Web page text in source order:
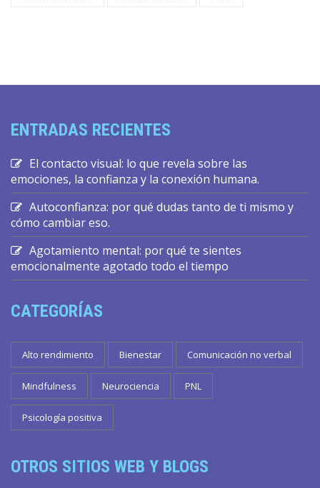
ENTRADAS RECIENTES
El contacto visual: lo que revela sobre las
emociones, la confianza y la conexión humana.
Autoconfianza: por qué dudas tanto de ti mismo y
cómo cambiar eso.
Agotamiento mental: por qué te sientes
emocionalmente agotado todo el tiempo
CATEGORÍAS
Alto rendimiento Bienestar Comunicación no verbal
Mindfulness Neurociencia PNL
Psicología positiva
OTROS SITIOS WEB Y BLOGS